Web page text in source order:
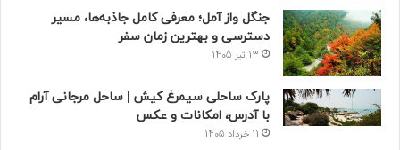
جنگل واز آمل؛ معرفی کامل جاذبه‌ها، مسیر
دسترسی و بهترین زمان سفر
13 تیر 1405
پارک ساحلی سیمرغ کیش | ساحل مرجانی آرام
با آدرس، امکانات و عکس
11 خرداد 1405